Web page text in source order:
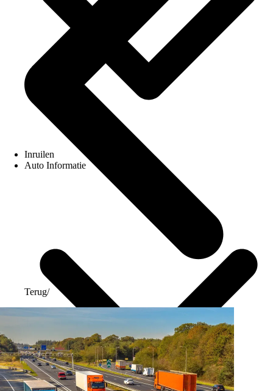
Inruilen
Auto Informatie
Terug/